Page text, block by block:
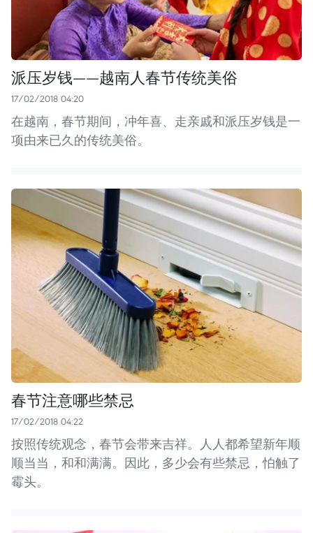
派压岁钱——越南人春节传统美俗
17/02/2018 04:20
在越南，春节期间，冲年喜、走亲戚和派压岁钱是一
项由来已久的传统美俗。
春节注意哪些禁忌
17/02/2018 04:22
按照传统观念，春节会带来吉祥。人人都希望新年顺
顺当当，和和满满。因此，多少会有些禁忌，怕触了
霉头。